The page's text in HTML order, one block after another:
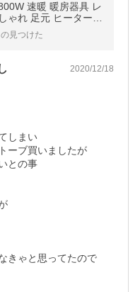
速暖 暖房器具 レ
ゃれ 足元 ヒーター
ンパクト 子供部屋
見つけた
2020/12/18
しまい
ーブ買いましたが
との事
きゃと思ってたので